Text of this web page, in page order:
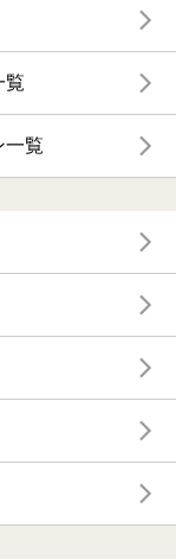
覧
一覧